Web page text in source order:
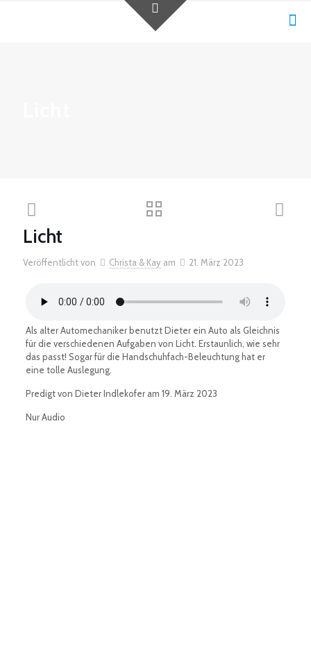
Licht
Veröffentlicht von Christa & Kay am 21. März 2023
Als alter Automechaniker benutzt Dieter ein Auto als Gleichnis
für die verschiedenen Aufgaben von Licht. Erstaunlich, wie sehr
das passt! Sogar für die Handschuhfach-Beleuchtung hat er
eine tolle Auslegung.
Predigt von Dieter Indlekofer am 19. März 2023
Nur Audio